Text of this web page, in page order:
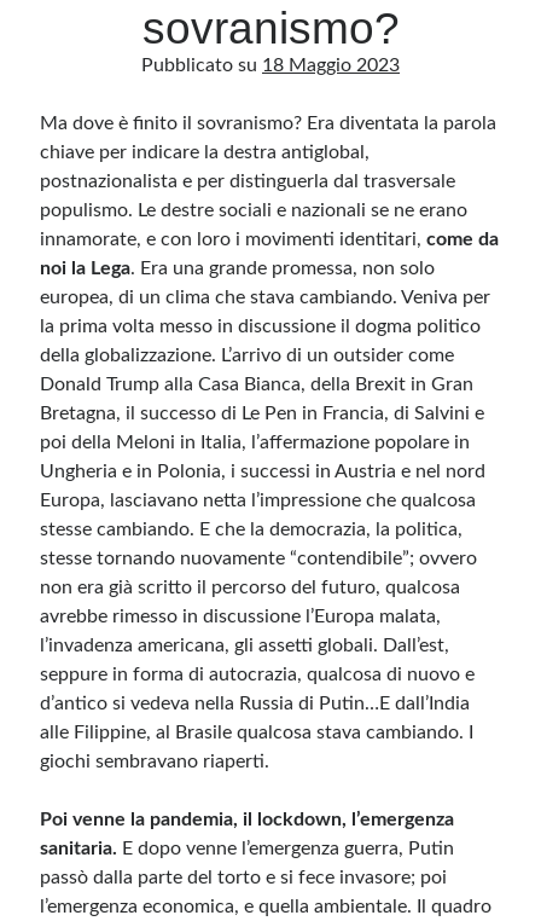
Categorie
Questo blog non rappresenta una testata giornalistica, in quanto viene aggiornato
senza alcuna periodicità. Non può pertanto considerarsi un prodotto editoriale ai
sensi della legge n· 62 del 7.03.2001. L’autore non è responsabile di quanto
pubblicato dai lettori nei commenti ai vari post. Saranno comunque cancellati quelli
ritenuti offensivi o lesivi dell’immagine o dell’onorabilità di terzi, di genere spam,
razzisti o che contengano dati personali non conformi al rispetto delle norme sulla
privacy. Alcune immagini inserite in questo blog sono tratte da Internet e, pertanto,
diritti d’autore, vi invito a comunicarlo via e-mail a info[at]dinovalle.it e saranno
tramite link né del loro contenuto, che può essere soggetto a variazioni nel tempo.
Accedi
Feed dei contenuti
Feed dei commenti
WordPress.org
sovranismo?
Pubblicato su 18 Maggio 2023
Ma dove è finito il sovranismo? Era diventata la parola
chiave per indicare la destra antiglobal,
postnazionalista e per distinguerla dal trasversale
populismo. Le destre sociali e nazionali se ne erano
innamorate, e con loro i movimenti identitari, come da
noi la Lega. Era una grande promessa, non solo
europea, di un clima che stava cambiando. Veniva per
la prima volta messo in discussione il dogma politico
della globalizzazione. L’arrivo di un outsider come
Donald Trump alla Casa Bianca, della Brexit in Gran
Bretagna, il successo di Le Pen in Francia, di Salvini e
poi della Meloni in Italia, l’affermazione popolare in
Ungheria e in Polonia, i successi in Austria e nel nord
Europa, lasciavano netta l’impressione che qualcosa
stesse cambiando. E che la democrazia, la politica,
stesse tornando nuovamente “contendibile”; ovvero
non era già scritto il percorso del futuro, qualcosa
avrebbe rimesso in discussione l’Europa malata,
l’invadenza americana, gli assetti globali. Dall’est,
seppure in forma di autocrazia, qualcosa di nuovo e
d’antico si vedeva nella Russia di Putin…E dall’India
alle Filippine, al Brasile qualcosa stava cambiando. I
giochi sembravano riaperti.
Poi venne la pandemia, il lockdown, l’emergenza
sanitaria. E dopo venne l’emergenza guerra, Putin
passò dalla parte del torto e si fece invasore; poi
l’emergenza economica, e quella ambientale. Il quadro